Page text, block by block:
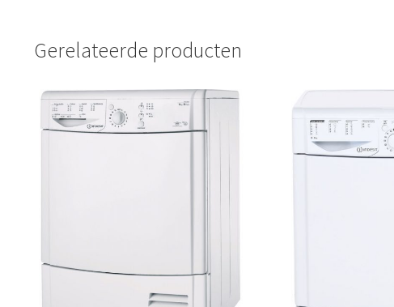
Gerelateerde producten